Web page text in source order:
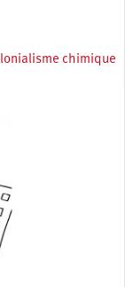
chimique